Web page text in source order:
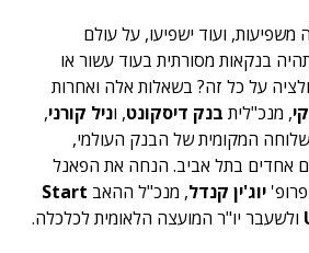
משפיעות, ועוד ישפיעו, על עולם
בנקאות מסורתית בעוד עשור או
על כל זה? בשאלות אלה ואחרות
, מנכ"לית בנק דיסקונט, וניל קורני,
המקומית של הבנק העולמי,
אחדים בתל אביב. הנחה את הפאנל
יוג'ין קנדל, מנכ"ל ההאב Start
ולשעבר יו"ר המועצה הלאומית לכלכלה.